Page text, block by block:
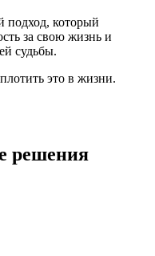
подход, который
за свою жизнь и
судьбы.
это в жизни.
решения